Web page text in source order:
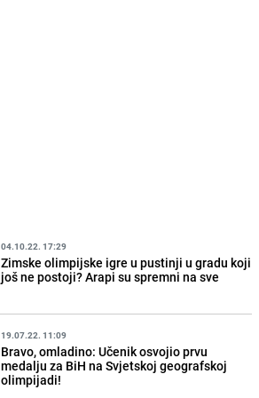
04.10.22. 17:29
Zimske olimpijske igre u pustinji u gradu koji
još ne postoji? Arapi su spremni na sve
19.07.22. 11:09
Bravo, omladino: Učenik osvojio prvu
medalju za BiH na Svjetskoj geografskoj
olimpijadi!